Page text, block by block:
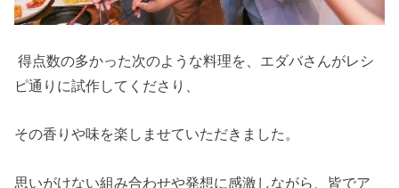
得点数の多かった次のような料理を、エダバさんがレシ
ピ通りに試作してくださり、
その香りや味を楽しませていただきました。
思いがけない組み合わせや発想に感激しながら、皆でア